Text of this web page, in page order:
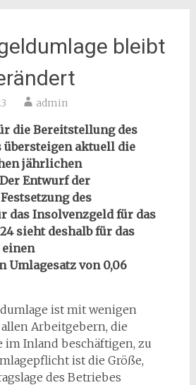
bleibt
admin
die Bereitstellung des
übersteigen aktuell die
jährlichen
Entwurf der
des
das Insolvenzgeld für das
sieht deshalb für das
einen
Umlagesatz von 0,06
ist mit wenigen
Arbeitgebern, die
Inland beschäftigen, zu
ist die Größe,
des Betriebes